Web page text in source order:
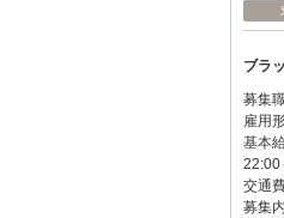
ブラ
募集
雇用
基本
22:00
交通
募集